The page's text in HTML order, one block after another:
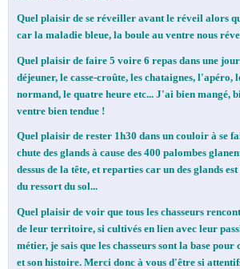
Quel plaisir de se réveiller avant le réveil alors
car la maladie bleue, la boule au ventre nous
Quel plaisir de faire 5 voire 6 repas dans une
déjeuner, le casse-croûte, les chataignes, l'apéro,
normand, le quatre heure etc... J'ai bien mangé,
ventre bien tendue !
Quel plaisir de rester 1h30 dans un couloir à se
chute des glands à cause des 400 palombes
dessus de la tête, et reparties car un des glands
du ressort du sol...
Quel plaisir de voir que tous les chasseurs
de leur territoire, si cultivés en lien avec leur
métier, je sais que les chasseurs sont la base
et son histoire. Merci donc à vous d'être si